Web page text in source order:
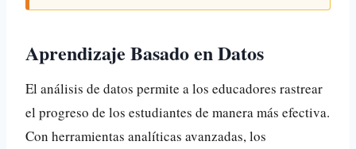
Aprendizaje Basado en Datos
El análisis de datos permite a los educadores rastrear
el progreso de los estudiantes de manera más efectiva.
Con herramientas analíticas avanzadas, los